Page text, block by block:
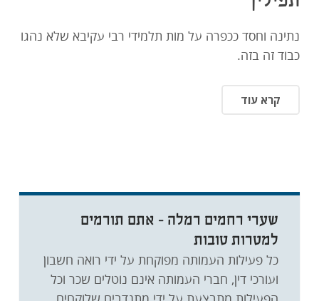
נתינה וחסד ככפרה על מות תלמידי רבי עקיבא שלא נהגו
כבוד זה בזה.
קרא עוד
שערי רחמים רמלה - אתם תורמים
למטרות טובות
כל פעילות העמותה מפוקחת על ידי רואה חשבון
ועורכי דין, חברי העמותה אינם נוטלים שכר וכל